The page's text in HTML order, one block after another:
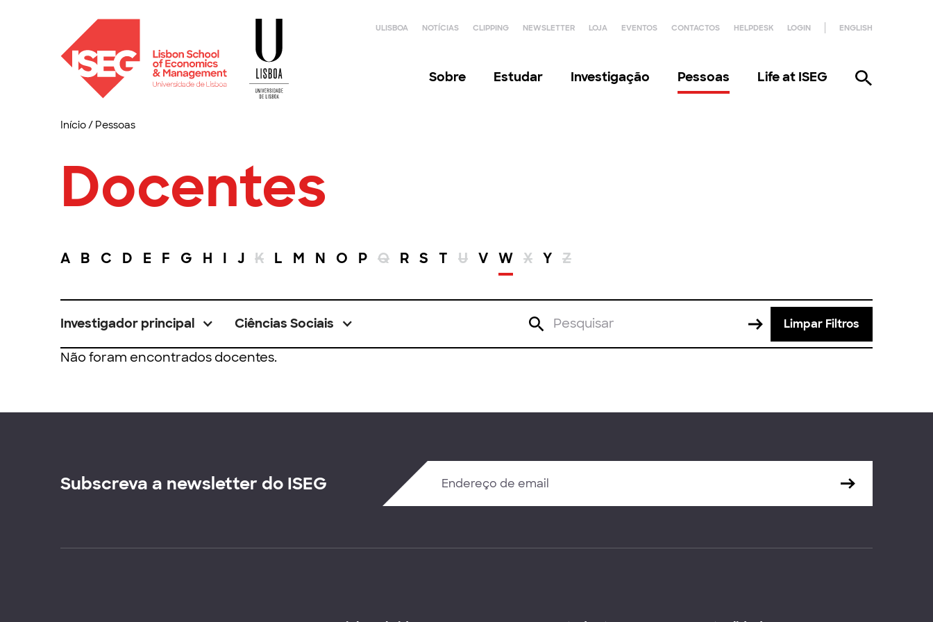
ULISBOA NOTÍCIAS CLIPPING NEWSLETTER LOJA EVENTOS CONTACTOS HELPDESK LOGIN ENGLISH
Sobre Estudar Investigação Pessoas Life at ISEG
Início/ Pessoas
Docentes
A B C D E F G H I J K L M N O P Q R S T U V W X Y Z
Investigador principal Ciências Sociais Limpar Filtros
Não foram encontrados docentes.
Subscreva a newsletter do ISEG